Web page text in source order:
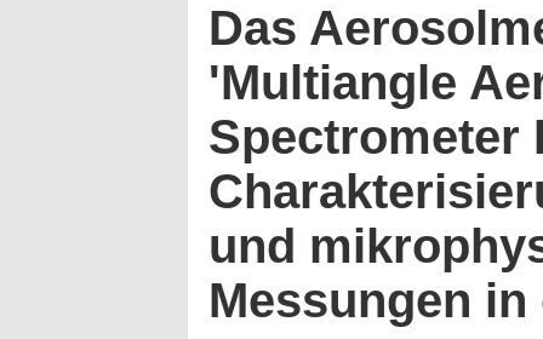
Das
'Multiangle
Spectrometer
und
Messungen